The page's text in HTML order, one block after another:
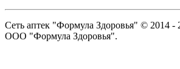
Сеть аптек "Формула Здоровья" © 2014 -
ООО "Формула Здоровья".